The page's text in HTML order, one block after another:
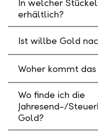
In welcher
erhältlich?
Ist willbe Gold
Woher kommt
Wo finde ich die
Jahresend-/
Gold?